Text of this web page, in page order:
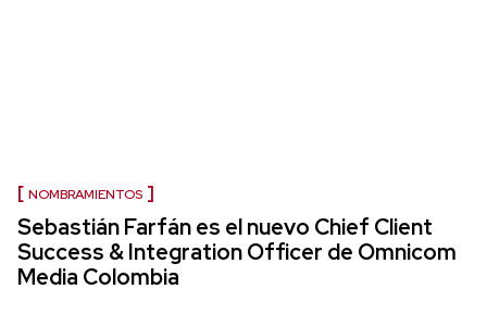
NOMBRAMIENTOS
Sebastián Farfán es el nuevo Chief Client
Success & Integration Officer de Omnicom
Media Colombia